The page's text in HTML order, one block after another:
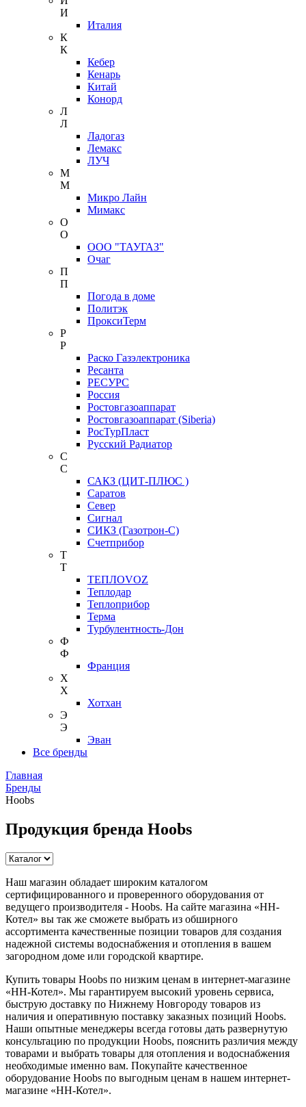
И
Италия
К
К
Кебер
Кенарь
Китай
Конорд
Л
Л
Ладогаз
Лемакс
ЛУЧ
М
М
Микро Лайн
Мимакс
О
О
ООО "ТАУГАЗ"
Очаг
П
П
Погода в доме
Политэк
ПроксиТерм
Р
Р
Раско Газэлектроника
Ресанта
РЕСУРС
Россия
Ростовгазоаппарат
Ростовгазоаппарат (Siberia)
РосТурПласт
Русский Радиатор
С
С
САКЗ (ЦИТ-ПЛЮС )
Саратов
Север
Сигнал
СИКЗ (Газотрон-С)
Счетприбор
Т
Т
ТЕПЛОVOZ
Теплодар
Теплоприбор
Терма
Турбулентность-Дон
Ф
Ф
Франция
Х
Х
Хотхан
Э
Э
Эван
Все бренды
Главная
Бренды
Hoobs
Продукция бренда Hoobs
Наш магазин обладает широким каталогом
сертифицированного и проверенного оборудования от
ведущего производителя - Hoobs. На сайте магазина «НН-
Котел» вы так же сможете выбрать из обширного
ассортимента качественные позиции товаров для создания
надежной системы водоснабжения и отопления в вашем
загородном доме или городской квартире.
Купить товары Hoobs по низким ценам в интернет-магазине
«НН-Котел». Мы гарантируем высокий уровень сервиса,
быструю доставку по Нижнему Новгороду товаров из
наличия и оперативную поставку заказных позиций Hoobs.
Наши опытные менеджеры всегда готовы дать развернутую
консультацию по продукции Hoobs, пояснить различия между
товарами и выбрать товары для отопления и водоснабжения
необходимые именно вам. Покупайте качественное
оборудование Hoobs по выгодным ценам в нашем интернет-
магазине «НН-Котел».